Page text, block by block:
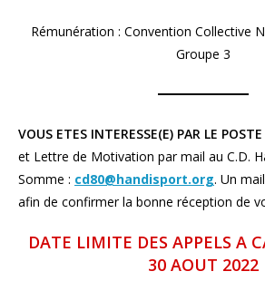
Rémunération : Convention Collective
Groupe 3
VOUS ETES INTERESSE(E) PAR LE
et Lettre de Motivation par mail au C.D.
Somme : cd80@handisport.org. Un
afin de confirmer la bonne réception de
DATE LIMITE DES APPELS A
30 AOUT 2022